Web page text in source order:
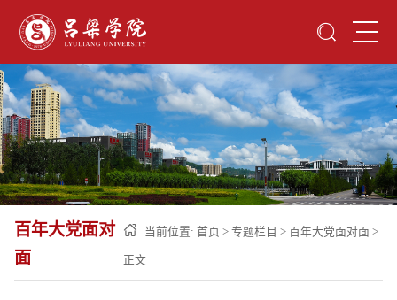
百年大党面对
面
当前位置: 首页 > 专题栏目 > 百年大党面对面 >
正文